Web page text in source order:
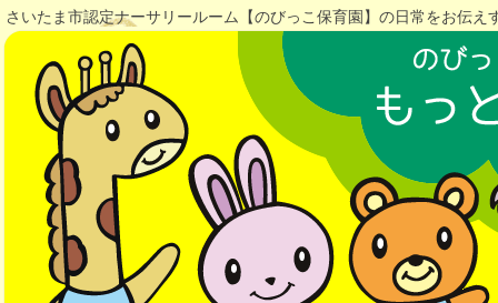
Skip
to
content
さいたま市認定ナーサリールーム【のびっこ保育園】の日常をお伝え